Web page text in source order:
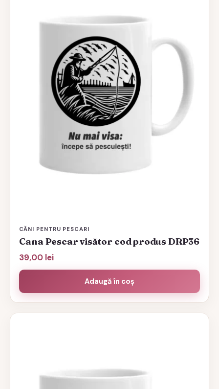
CĂNI PENTRU PESCARI
Cana Pescar visător cod produs DRP36
39,00 lei
Adaugă în coș